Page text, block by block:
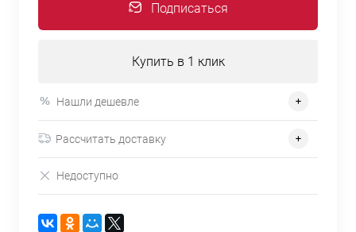
Подписаться
Купить в 1 клик
Нашли дешевле
Рассчитать доставку
Недоступно